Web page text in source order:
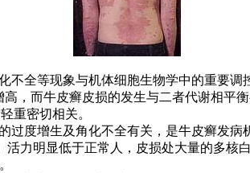
全等现象与机体细胞生物学中的重要调
，而牛皮癣皮损的发生与二者代谢相平衡
重密切相关。
度增生及角化不全有关，是牛皮癣发病
力明显低于正常人，皮损处大量的多核